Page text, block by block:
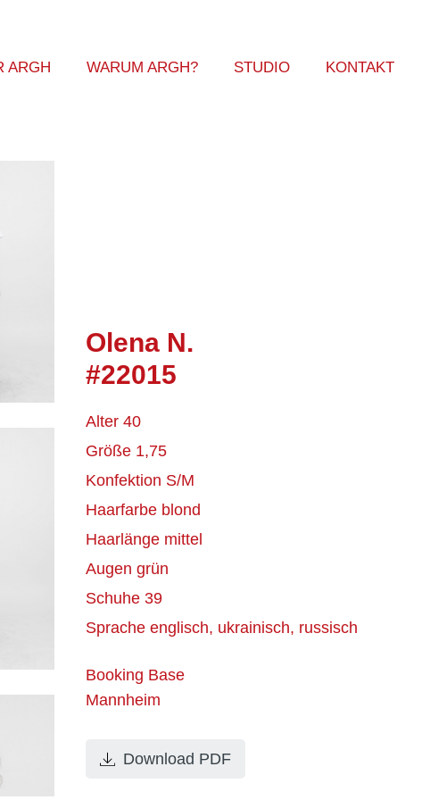
ARGH WARUM ARGH? STUDIO KONTAKT
Olena N.
#22015
Alter 40
Größe 1,75
Konfektion S/M
Haarfarbe blond
Haarlänge mittel
Augen grün
Schuhe 39
Sprache englisch, ukrainisch, russisch
Booking Base
Mannheim
Download PDF